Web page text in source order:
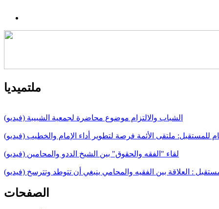
ملتميديا
الشباب والالتزام موضوع محاضرة لجمعية الشبيبة (فيديو)
للمستقبل: ملتقى الأئمة فرصة لتطوير أداء الإمام والخطيب (فيديو)
لقاء "الفقه والحقوق" بين الشيخ الددو والمحامين (فيديو)
: العلاقة بين الفقيه والمحامي ينبغي أن تتوطد وتترسخ (فيديو)
الصفحات